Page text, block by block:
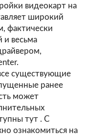
видеокарт на
широкий
фактически
и весьма
существующие
ранее
может
тут . C
ознакомиться на